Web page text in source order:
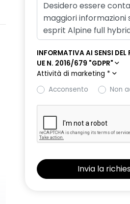
INFORMATIVA AI SENSI DEL
UE N. 2016/679 "GDPR"
Attività di marketing *
Acconsento
Non